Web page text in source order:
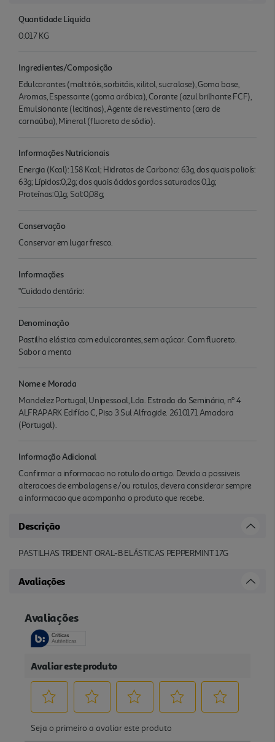
Quantidade Liquida
0.017 KG
Ingredientes/Composição
Edulcorantes (maltitóis, sorbitóis, xilitol, sucralose), Goma base,
Aromas, Espessante (goma arábica), Corante (azul brilhante FCF),
Emulsionante (lecitinas), Agente de revestimento (cera de
carnaúba), Mineral (fluoreto de sódio).
Informações Nutricionais
Energia (Kcal): 158 Kcal; Hidratos de Carbono: 63g, dos quais polioís:
63g; Lípidos:0,2g; dos quais ácidos gordos saturados 0,1g;
Proteínas:0,1g; Sal:0,08g;
Conservação
Conservar em lugar fresco.
Informações
"Cuidado dentário:
Denominação
Pastilha elástica com edulcorantes, sem açúcar. Com fluoreto.
Sabor a menta
Nome e Morada
Mondelez Portugal, Unipessoal, Lda. Estrada do Seminário, nº 4
ALFRAPARK Edifício C, Piso 3 Sul Alfragide. 2610171 Amadora
(Portugal).
Informação Adicional
Confirmar a informacao no rotulo do artigo. Devido a possiveis
alteracoes de embalagens e/ou rotulos, devera considerar sempre
a informacao que acompanha o produto que recebe.
Descrição
PASTILHAS TRIDENT ORAL-B ELÁSTICAS PEPPERMINT 17G
Avaliações